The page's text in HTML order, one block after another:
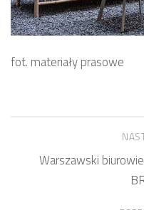
fot. materiały prasowe
Warszawski